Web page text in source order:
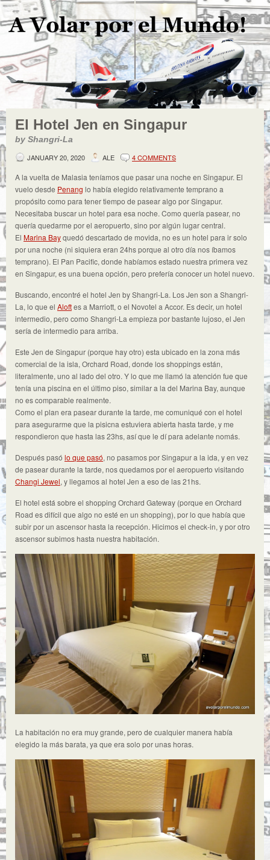
El Hotel Jen en Singapur
by Shangri-La
JANUARY 20, 2020
ALE 4 COMMENTS
A la vuelta de Malasia teníamos que pasar una noche en Singapur. El
vuelo desde Penang lo había elegido relativamente temprano a
propósito como para tener tiempo de pasear algo por Singapur.
Necesitaba buscar un hotel para esa noche. Como quería pasear, no
quería quedarme por el aeropuerto, sino por algún lugar central.
El Marina Bayquedó descartado de movida, no es un hotel para ir solo
por una noche (ni siquiera eran 24hs porque al otro día nos íbamos
temprano). El Pan Pacific, donde habíamos estado nuestra primera vez
en Singapur, es una buena opción, pero prefería conocer un hotel nuevo.
Buscando, encontré el hotel Jen by Shangri-La. Los Jen son a Shangri-
La, lo que el Aloftes a Marriott, o el Novotel a Accor. Es decir, un hotel
intermedio, pero como Shangri-La empieza por bastante lujoso, el Jen
sería de intermedio para arriba.
Este Jen de Singapur (porque hay otro) esta ubicado en la zona más
comercial de la isla, Orchard Road, donde los shoppings están,
literalmente, uno al lado del otro. Y lo que me llamó la atención fue que
tenía una piscina en el último piso, similar a la del Marina Bay, aunque
no es comparable realmente.
Como el plan era pasear durante la tarde, me comuniqué con el hotel
para asegurarme que la pisicna estuviera abierta hasta tarde, y me
respondieron que hasta las 23hs, así que le dí para adelante nomás.
Después pasó lo que pasó, no pasamos por Singapur a la ida, y en vez
de pasear durante la tarde, nos quedamos por el aeropuerto visitando
Changi Jewel, y llegamos al hotel Jen a eso de las 21hs.
El hotel está sobre el shopping Orchard Gateway (porque en Orchard
Road es difícil que algo no esté en un shopping), por lo que había que
subir por un ascensor hasta la recepción. Hicimos el check-in, y por otro
ascensor subimos hasta nuestra habitación.
La habitación no era muy grande, pero de cualquier manera había
elegido la más barata, ya que era solo por unas horas.